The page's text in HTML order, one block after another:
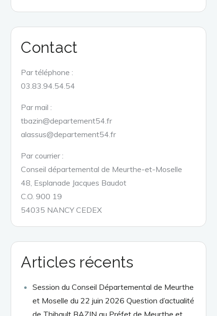
Contact
Par téléphone :
03.83.94.54.54
Par mail :
tbazin@departement54.fr
alassus@departement54.fr
Par courrier :
Conseil départemental de Meurthe-et-Moselle
48, Esplanade Jacques Baudot
C.O. 900 19
54035 NANCY CEDEX
Articles récents
Session du Conseil Départemental de Meurthe
et Moselle du 22 juin 2026 Question d’actualité
de Thibault BAZIN au Préfet de Meurthe et